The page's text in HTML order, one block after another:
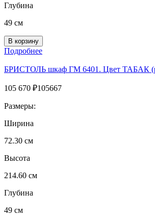
Глубина
49 см
Подробнее
БРИСТОЛЬ шкаф ГМ 6401. Цвет ТАБАК
105 670 ₽105667
Размеры:
Ширина
72.30 см
Высота
214.60 см
Глубина
49 см